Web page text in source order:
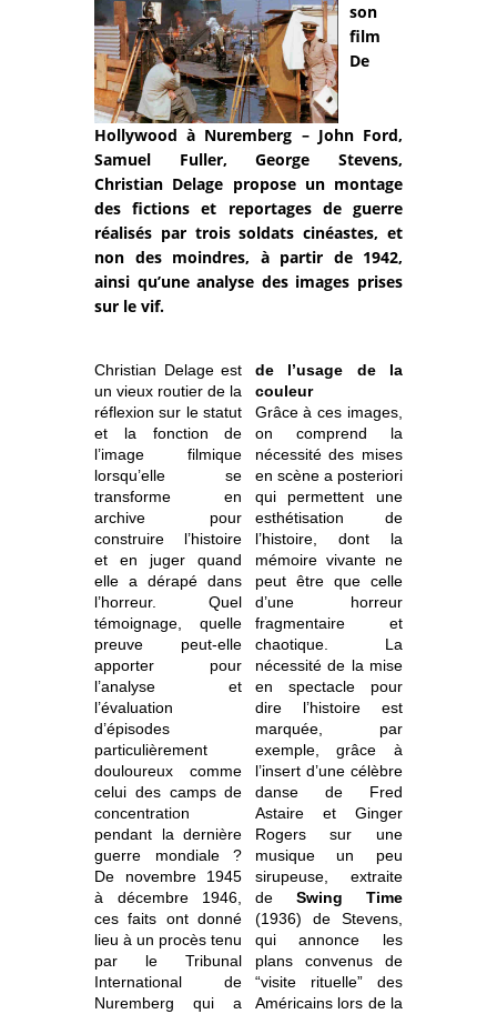
son
film
De
Hollywood à Nuremberg – John Ford,
Samuel Fuller, George Stevens,
Christian Delage propose un montage
des fictions et reportages de guerre
réalisés par trois soldats cinéastes, et
non des moindres, à partir de 1942,
ainsi qu’une analyse des images prises
sur le vif.
Christian Delage est
un vieux routier de la
réflexion sur le statut
et la fonction de
l’image filmique
lorsqu’elle se
transforme en
archive pour
construire l’histoire
et en juger quand
elle a dérapé dans
l’horreur. Quel
témoignage, quelle
preuve peut-elle
apporter pour
l’analyse et
l’évaluation
d’épisodes
particulièrement
douloureux comme
celui des camps de
concentration
pendant la dernière
guerre mondiale ?
De novembre 1945
à décembre 1946,
ces faits ont donné
lieu à un procès tenu
par le Tribunal
International de
Nuremberg qui a
de l’usage de la
couleur
Grâce à ces images,
on comprend la
nécessité des mises
en scène a posteriori
qui permettent une
esthétisation de
l’histoire, dont la
mémoire vivante ne
peut être que celle
d’une horreur
fragmentaire et
chaotique. La
nécessité de la mise
en spectacle pour
dire l’histoire est
marquée, par
exemple, grâce à
l’insert d’une célèbre
danse de Fred
Astaire et Ginger
Rogers sur une
musique un peu
sirupeuse, extraite
de Swing Time
(1936) de Stevens,
qui annonce les
plans convenus de
“visite rituelle” des
Américains lors de la